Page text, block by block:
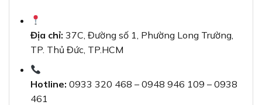
Địa chỉ: 37C, Đường số 1, Phường Long Trường,
TP. Thủ Đức, TP.HCM
Hotline: 0933 320 468 – 0948 946 109 – 0938
461